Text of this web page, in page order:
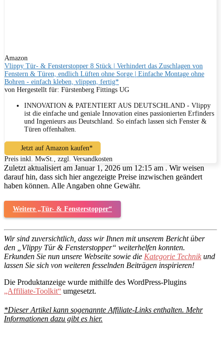
Amazon
Vlippy Tür- & Fensterstopper 8 Stück | Verhindert das Zuschlagen von
Fenstern & Türen, endlich Lüften ohne Sorge | Einfache Montage ohne
Bohren - einfach kleben, vlippen, fertig*
von Hergestellt für: Fürstenberg Fittings UG
INNOVATION & PATENTIERT AUS DEUTSCHLAND - Vlippy
ist die einfache und geniale Innovation eines passionierten Erfinders
und Ingenieurs aus Deutschland. So einfach lassen sich Fenster &
Türen offenhalten.
Jetzt auf Amazon kaufen*
Preis inkl. MwSt., zzgl. Versandkosten
Zuletzt aktualisiert am Januar 1, 2026 um 12:15 am . Wir weisen
darauf hin, dass sich hier angezeigte Preise inzwischen geändert
haben können. Alle Angaben ohne Gewähr.
Weitere „Tür- & Fensterstopper“
Wir sind zuversichtlich, dass wir Ihnen mit unserem Bericht über
den „Vlippy Tür & Fensterstopper“ weiterhelfen konnten.
Erkunden Sie nun unsere Webseite sowie die Kategorie Technik und
lassen Sie sich von weiteren fesselnden Beiträgen inspirieren!
Die Produktanzeige wurde mithilfe des WordPress-Plugins
„Affiliate-Toolkit“ umgesetzt.
*Dieser Artikel kann sogenannte Affiliate-Links enthalten. Mehr
Informationen dazu gibt es hier.